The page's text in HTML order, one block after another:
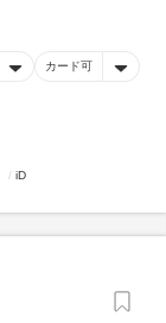
カード可
iD